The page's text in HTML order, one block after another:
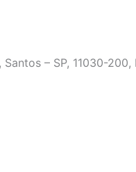
– SP, 11030-200,